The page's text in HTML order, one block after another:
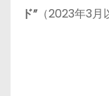
ド”（2023年3月